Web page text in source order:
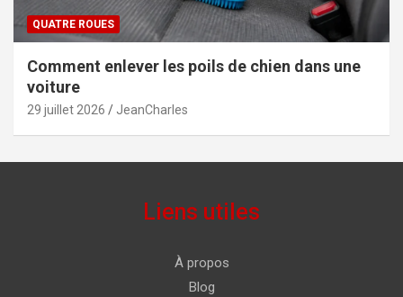
QUATRE ROUES
Comment enlever les poils de chien dans une
voiture
29 juillet 2026 JeanCharles
Liens utiles
À propos
Blog